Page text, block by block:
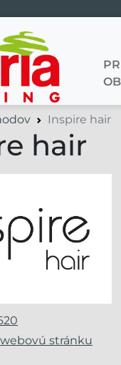
Inspire hair
hair
stránku